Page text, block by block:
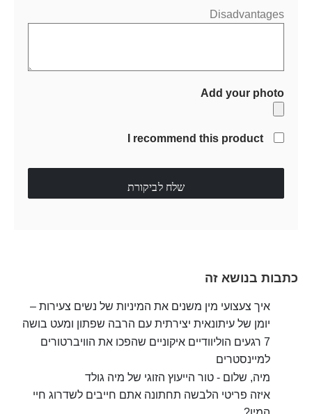
Disadvantages
Add your photo
I recommend this product
שלח לביקורת
כתבות בנושא זה
איך צעצועי מין משנים את המיניות של נשים צעירות –
יומן של עיתונאית יצירתית עם הרבה שפתון ומעט בושה
7 רגעים הוליוודיים איקוניים שהפכו את הוויברטורים
למיינסטרים
מיה, שלום - טור הייעוץ הזוגי של מיה גולד
איזה פריטי הלבשה תחתונה אתם חייבים לשדרוג חיי